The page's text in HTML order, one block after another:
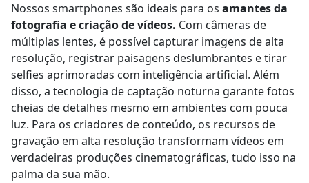
Nossos smartphones são ideais para os amantes da
fotografia e criação de vídeos. Com câmeras de
múltiplas lentes, é possível capturar imagens de alta
resolução, registrar paisagens deslumbrantes e tirar
selfies aprimoradas com inteligência artificial. Além
disso, a tecnologia de captação noturna garante fotos
cheias de detalhes mesmo em ambientes com pouca
luz. Para os criadores de conteúdo, os recursos de
gravação em alta resolução transformam vídeos em
verdadeiras produções cinematográficas, tudo isso na
palma da sua mão.